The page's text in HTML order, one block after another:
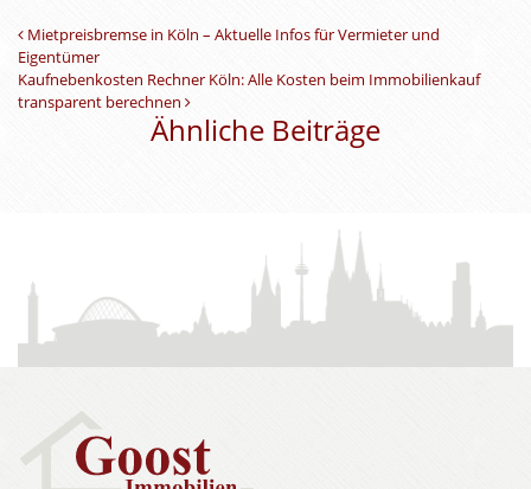
Beitrags-Navigation
Mietpreisbremse in Köln – Aktuelle Infos für Vermieter und
Eigentümer
Kaufnebenkosten Rechner Köln: Alle Kosten beim Immobilienkauf
transparent berechnen
Ähnliche Beiträge